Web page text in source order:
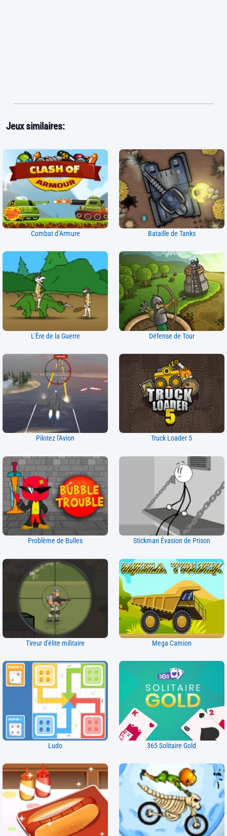
Jeux similaires:
Combat d’Armure Bataille de Tanks
L'Ère de la Guerre Défense de Tour
Pilotez l'Avion Truck Loader 5
Problème de Bulles Stickman Évasion de Prison
Tireur d'élite militaire Mega Camion
Ludo 365 Solitaire Gold